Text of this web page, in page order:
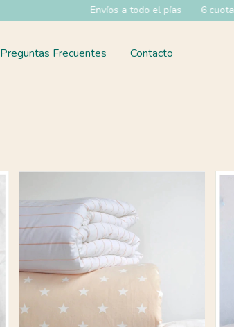
6 cuotas sin interes 35%
Preguntas Frecuentes Contacto